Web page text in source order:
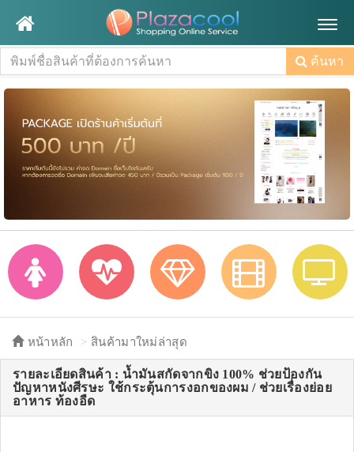
ค้นหา
หน้าหลัก สินค้ามาใหม่ล่าสุด
รายละเอียดสินค้า : น้ำมันสกัดจากขิง 100% ช่วยป้องกัน
ปัญหาหนังศีรษะ ใช้กระตุ้นการงอกของผม / ช่วยเรื่องย่อย
อาหาร ท้องอืด